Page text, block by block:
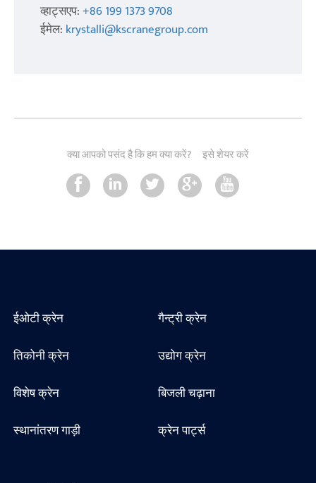
व्हाट्सएप:+86 199 1373 9708
ईमेल: krystalli@kscranegroup.com
क्या आपको पसंद है कि हम क्या करें? इसे शेयर करें
ईओटी क्रेन
गैन्ट्री क्रेन
तिकोनी क्रेन
उद्योग क्रेन
विशेष क्रेन
बिजली चढ़ाना
स्थानांतरण गाड़ी
क्रेन पार्ट्स